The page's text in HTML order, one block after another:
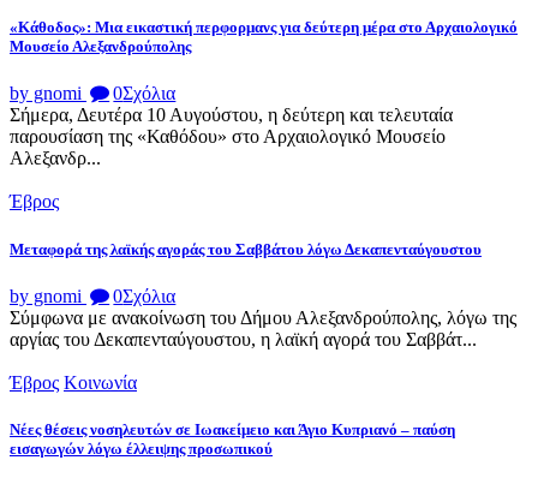
«Κάθοδος»: Μια εικαστική περφορμανς για δεύτερη μέρα στο Αρχαιολογικό
Μουσείο Αλεξανδρούπολης
by gnomi 0Σχόλια
Σήμερα, Δευτέρα 10 Αυγούστου, η δεύτερη και τελευταία
παρουσίαση της «Καθόδου» στο Αρχαιολογικό Μουσείο
Αλεξανδρ...
Έβρος
Μεταφορά της λαϊκής αγοράς του Σαββάτου λόγω Δεκαπενταύγουστου
by gnomi 0Σχόλια
Σύμφωνα με ανακοίνωση του Δήμου Αλεξανδρούπολης, λόγω της
αργίας του Δεκαπενταύγουστου, η λαϊκή αγορά του Σαββάτ...
Έβρος Κοινωνία
Νέες θέσεις νοσηλευτών σε Ιωακείμειο και Άγιο Κυπριανό – παύση
εισαγωγών λόγω έλλειψης προσωπικού